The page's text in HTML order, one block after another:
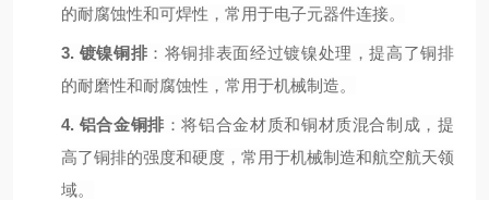
的耐腐蚀性和可焊性，常用于电子元器件连接。
3. 镀镍铜排 ：将铜排表面经过镀镍处理，提高了铜排
的耐磨性和耐腐蚀性，常用于机械制造。
4. 铝合金铜排 ：将铝合金材质和铜材质混合制成，提
高了铜排的强度和硬度，常用于机械制造和航空航天领
域。